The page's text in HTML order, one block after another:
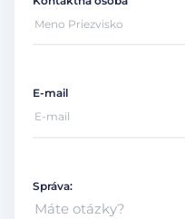
E-mail
Správa: